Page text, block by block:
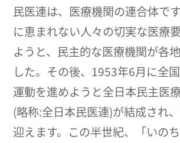
民医連は、医療機関の連合体で
に恵まれない人々の切実な医療
ようと、民主的な医療機関が各
した。その後、1953年6月に全
運動を進めようと全日本民主医
(略称:全日本民医連)が結成され
迎えます。この半世紀、「いの